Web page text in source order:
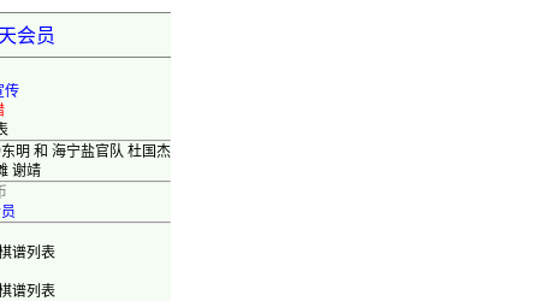
会员
传
明 和 海宁盐官队 杜国杰
谢靖
谱列表
谱列表